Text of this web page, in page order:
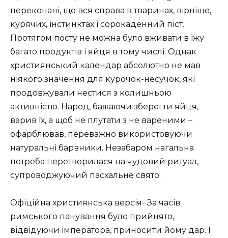
переконані, що вся справа в тваринах, вірніше,
курячих, інстинктах і сорокаденний піст.
Протягом посту не можна було вживати в їжу
багато продуктів і яйця в тому числі. Однак
християнський календар абсолютно не мав
ніякого значення для курочок-несучок, які
продовжували нестися з колишньою
активністю. Народ, бажаючи зберегти яйця,
варив їх, а щоб не плутати з не вареними –
офарблював, переважно використовуючи
натуральні барвники. Незабаром нагальна
потреба перетворилася на чудовий ритуал,
супроводжуючий пасхальне свято.
Офіційна християнська версія- За часів
римського панування було прийнято,
відвідуючи імператора, приносити йому дар. І